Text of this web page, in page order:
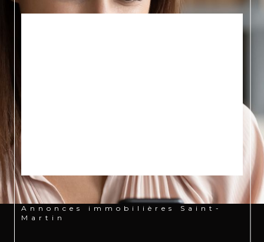
Annonces immobilières Saint-
Martin